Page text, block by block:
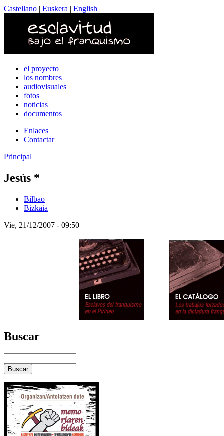
Castellano | Euskera | English
el proyecto
los nombres
audiovisuales
fotos
noticias
documentos
Enlaces
Contactar
Principal
Jesús *
Bilbao
Bizkaia
Vie, 21/12/2007 - 09:50
Buscar